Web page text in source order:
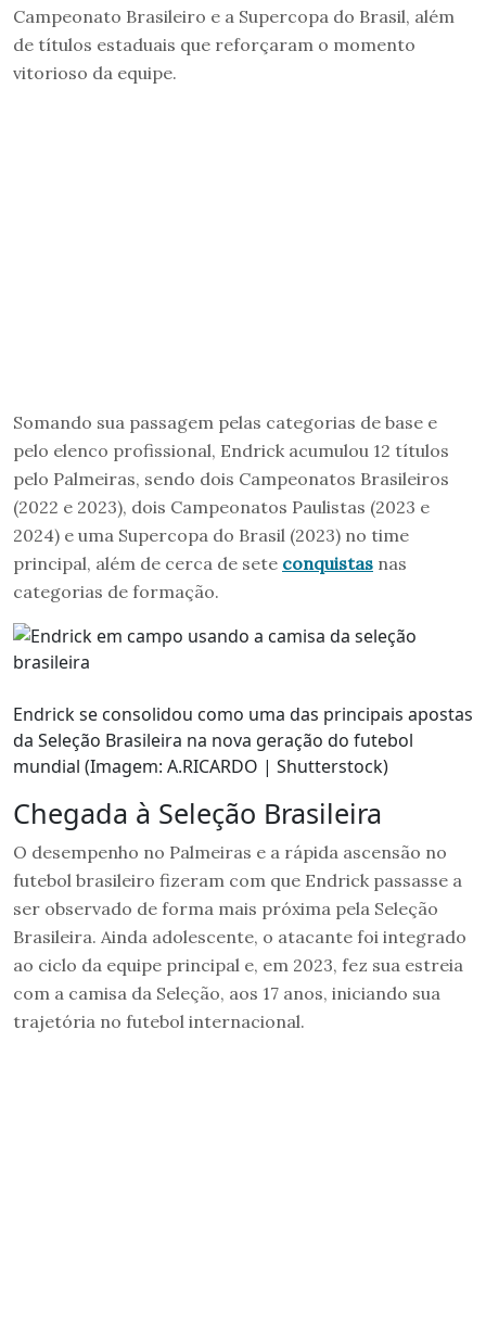
Campeonato Brasileiro e a Supercopa do Brasil, além
de títulos estaduais que reforçaram o momento
vitorioso da equipe.
Somando sua passagem pelas categorias de base e
pelo elenco profissional, Endrick acumulou 12 títulos
pelo Palmeiras, sendo dois Campeonatos Brasileiros
(2022 e 2023), dois Campeonatos Paulistas (2023 e
2024) e uma Supercopa do Brasil (2023) no time
principal, além de cerca de sete conquistas nas
categorias de formação.
Endrick se consolidou como uma das principais apostas
da Seleção Brasileira na nova geração do futebol
mundial (Imagem: A.RICARDO | Shutterstock)
Chegada à Seleção Brasileira
O desempenho no Palmeiras e a rápida ascensão no
futebol brasileiro fizeram com que Endrick passasse a
ser observado de forma mais próxima pela Seleção
Brasileira. Ainda adolescente, o atacante foi integrado
ao ciclo da equipe principal e, em 2023, fez sua estreia
com a camisa da Seleção, aos 17 anos, iniciando sua
trajetória no futebol internacional.